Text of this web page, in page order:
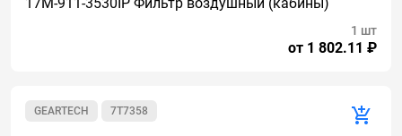
от 1 802.11 ₽
1 шт
7T7358
GEARTECH